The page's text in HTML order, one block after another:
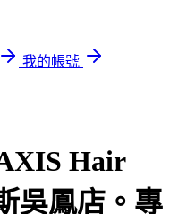
我的帳號
Hair
吳鳳店。專